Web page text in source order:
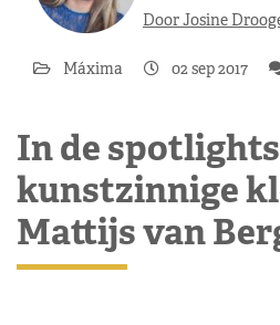
Door Josine
Máxima 02 sep 2017
In de
kunstzinnige
Mattijs van